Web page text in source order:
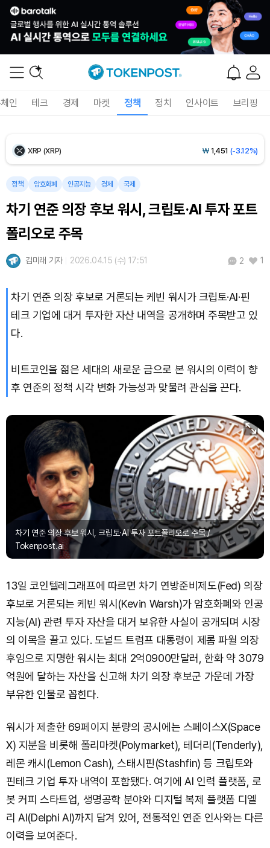
인 테크 경제 마켓 정책 정치 인사이트 브리핑
Ethereum (ETH) ₩2,701,106(-1.07%)
XRP (XRP) ₩ 1,451 (-3.12%)
Solana (SOL)
TRON (TRX) ₩ 466.6 (+0.42%)
Hyperliquid (HYPE)
Bitcoin (BTC) ₩91,433,354(-1.15%)
정책 암호화폐 인공지능 경제 국제
차기 연준 의장 후보 워시, 크립토·AI 투자 포트
폴리오로 주목
김미래 기자 2026.04.15 (수) 17:51 2 1
차기 연준 의장 후보로 거론되는 케빈 워시가 크립토·AI·핀
테크 기업에 대거 투자한 자산 내역을 공개하며 주목받고 있
다.
비트코인을 젊은 세대의 새로운 금으로 본 워시의 이력이 향
후 연준의 정책 시각 변화 가능성과 맞물려 관심을 끈다.
차기 연준 의장 후보 워시, 크립토·AI 투자 포트폴리오로 주목 /
Tokenpost.ai
13일 코인텔레그래프에 따르면 차기 연방준비제도(Fed) 의장
후보로 거론되는 케빈 워시(Kevin Warsh)가 암호화폐와 인공
지능(AI) 관련 투자 자산을 대거 보유한 사실이 공개되며 시장
의 이목을 끌고 있다. 도널드 트럼프 대통령이 제롬 파월 의장
후임으로 지명한 워시는 최대 2억0900만달러, 한화 약 3079
억원에 달하는 자산을 신고해 차기 의장 후보군 가운데 가장
부유한 인물로 꼽힌다.
워시가 제출한 69페이지 분량의 공시에는 스페이스X(Space
X) 지분을 비롯해 폴리마켓(Polymarket), 테더리(Tenderly),
레몬 캐시(Lemon Cash), 스태시핀(Stashfin) 등 크립토와
핀테크 기업 투자 내역이 포함됐다. 여기에 AI 인력 플랫폼, 로
봇 커피 스타트업, 생명공학 분야와 디지털 복제 플랫폼 디엘
리 AI(Delphi AI)까지 담겨 있어, 전통적인 연준 인사와는 다른
이력을 보여준다.